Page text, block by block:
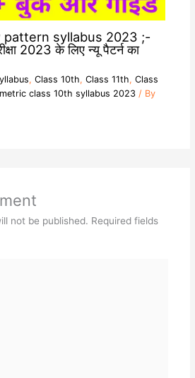
pattern syllabus 2023 ;-
2023 के लिए न्यू पैटर्न का
, Class 10th, Class 11th, Class
metric class 10th syllabus 2023/ By
not be published. Required fields